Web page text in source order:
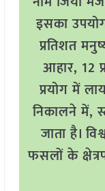
इसका
प्रतिशत
आहार, 12
प्रयोग में
निकालने में,
जाता है।
फसलों के